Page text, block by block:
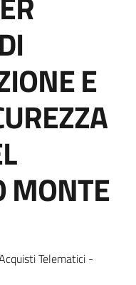
E
MONTE
Telematici -